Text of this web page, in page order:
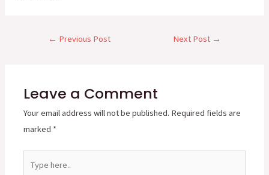
← Previous Post Next Post →
Leave a Comment
Your email address will not be published. Required fields are
marked *